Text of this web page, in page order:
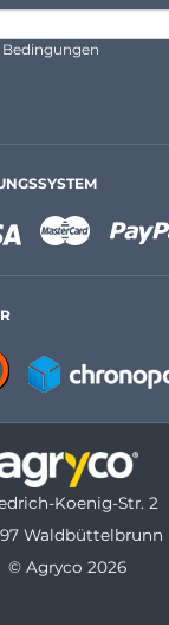
Bedingungen
Koenig-Str. 2
Waldbüttelbrunn
© Agryco 2026